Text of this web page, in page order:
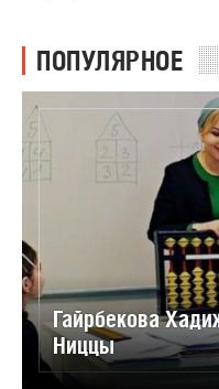
ПОПУЛЯРНОЕ
Гайрбекова
Ниццы